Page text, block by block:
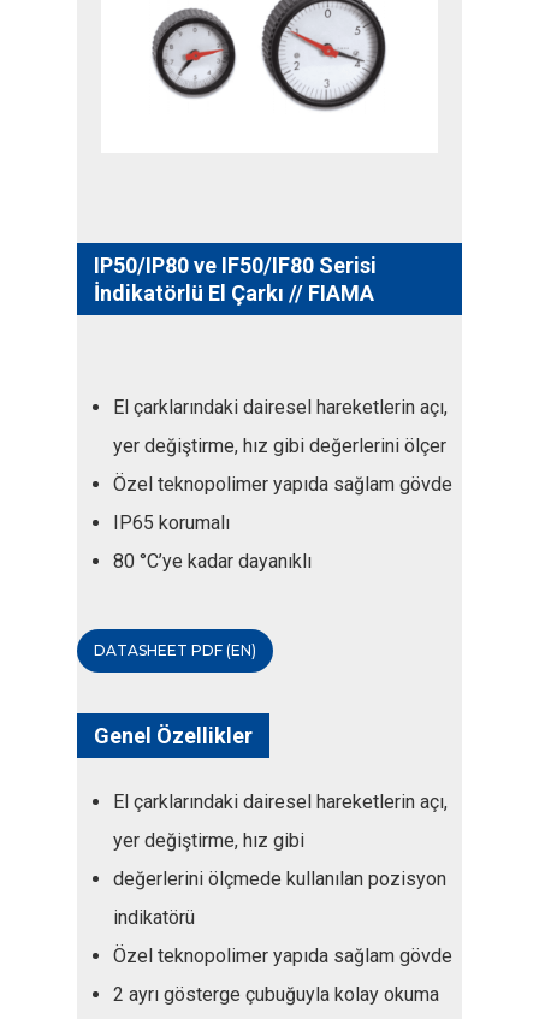
IP50/IP80 ve IF50/IF80 Serisi
İndikatörlü El Çarkı // FIAMA
El çarklarındaki dairesel hareketlerin açı,
yer değiştirme, hız gibi değerlerini ölçer
Özel teknopolimer yapıda sağlam gövde
IP65 korumalı
80 °C’ye kadar dayanıklı
DATASHEET PDF (EN)
Genel Özellikler
El çarklarındaki dairesel hareketlerin açı,
yer değiştirme, hız gibi
değerlerini ölçmede kullanılan pozisyon
indikatörü
Özel teknopolimer yapıda sağlam gövde
2 ayrı gösterge çubuğuyla kolay okuma